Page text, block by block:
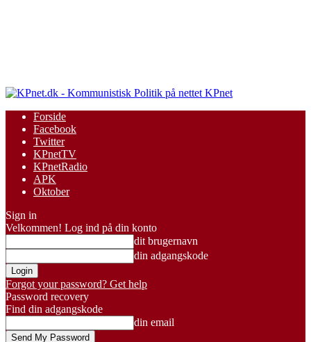
KPnet
Forside
Facebook
Twitter
KPnetTV
KPnetRadio
APK
Oktober
Sign in
Velkommen! Log ind på din konto
dit brugernavn
din adgangskode
Forgot your password? Get help
Password recovery
Find din adgangskode
din email